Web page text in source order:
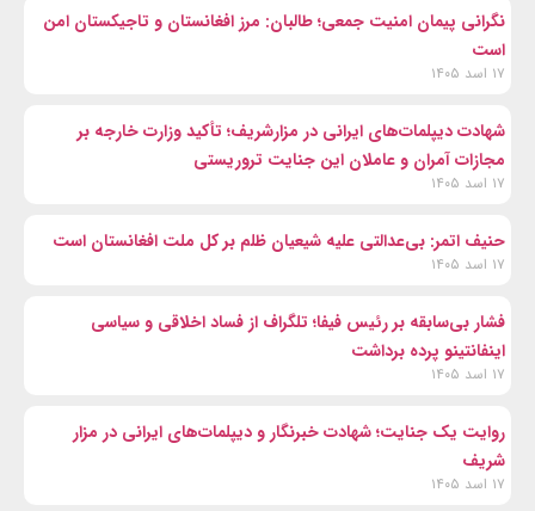
نگرانی پیمان امنیت جمعی؛ طالبان: مرز افغانستان و تاجیکستان امن
است
۱۷ اسد ۱۴۰۵
شهادت‌ دیپلمات‌های ایرانی در مزارشریف؛ تأکید وزارت خارجه بر
مجازات آمران و عاملان این جنایت تروریستی
۱۷ اسد ۱۴۰۵
حنیف اتمر: بی‌عدالتی علیه شیعیان ظلم بر کل ملت افغانستان است
۱۷ اسد ۱۴۰۵
فشار بی‌سابقه بر رئیس فیفا؛ تلگراف از فساد اخلاقی و سیاسی
اینفانتینو پرده برداشت
۱۷ اسد ۱۴۰۵
روایت یک جنایت؛ شهادت خبرنگار و دیپلمات‌های ایرانی در مزار
شریف
۱۷ اسد ۱۴۰۵